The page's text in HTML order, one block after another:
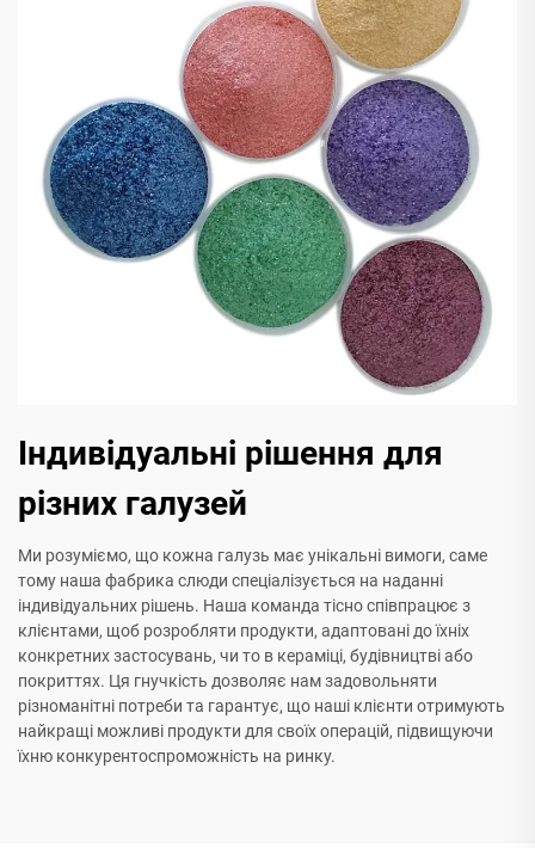
Індивідуальні рішення для
різних галузей
Ми розуміємо, що кожна галузь має унікальні вимоги, саме
тому наша фабрика слюди спеціалізується на наданні
індивідуальних рішень. Наша команда тісно співпрацює з
клієнтами, щоб розробляти продукти, адаптовані до їхніх
конкретних застосувань, чи то в кераміці, будівництві або
покриттях. Ця гнучкість дозволяє нам задовольняти
різноманітні потреби та гарантує, що наші клієнти отримують
найкращі можливі продукти для своїх операцій, підвищуючи
їхню конкурентоспроможність на ринку.